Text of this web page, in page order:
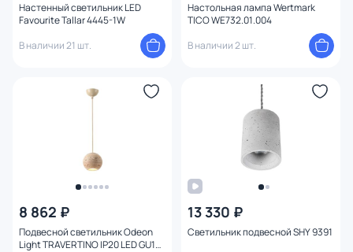
Настенный светильник LED
Favourite Tallar 4445-1W
В наличии 21 шт.
Настольная лампа Wertmark
TICO WE732.01.004
В наличии 2 шт.
8 862 ₽
Подвесной светильник Odeon
Light TRAVERTINO IP20 LED GU10
13 330 ₽
Светильник подвесной SHY 9391